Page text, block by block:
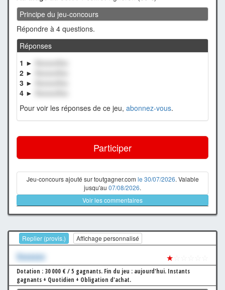
Principe du jeu-concours
Répondre à 4 questions.
Réponses
1 ►
XxxxxxXxx
2 ►
3 ►
4 ►
Pour voir les réponses de ce jeu, abonnez-vous.
Participer
Jeu-concours ajouté sur toutgagner.com le 30/07/2026. Valable
jusqu'au 07/08/2026.
Voir les commentaires
Replier (provis.) Affichage personnalisé
Xxxxxxx ★
Dotation : 30 000 € / 5 gagnants. Fin du jeu : aujourd'hui. Instants
gagnants + Quotidien + Obligation d'achat.